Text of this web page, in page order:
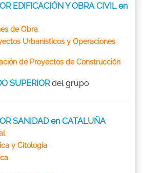
EDIFICACIÓN Y OBRA CIVIL en
de Obra
Urbanísticos y Operaciones
de Proyectos de Construcción
SUPERIORdel grupo
SANIDAD en CATALUÑA
y Citología